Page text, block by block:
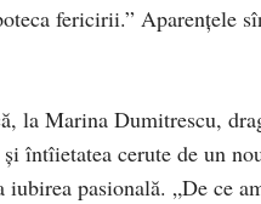
fericirii.” Aparenţele
la Marina Dumitrescu,
întîietatea cerute de un
pasională. „De ce